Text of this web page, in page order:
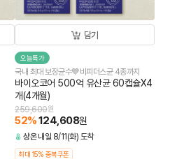
담기
오늘특가
국내 최대 보장균수💙비피더스균 4종까지
바이오코어 500억 유산균 60캡슐X4
개(4개월)
259,600원
52%124,608원
상온 내일 8/11(화) 도착
최대 15% 중복쿠폰